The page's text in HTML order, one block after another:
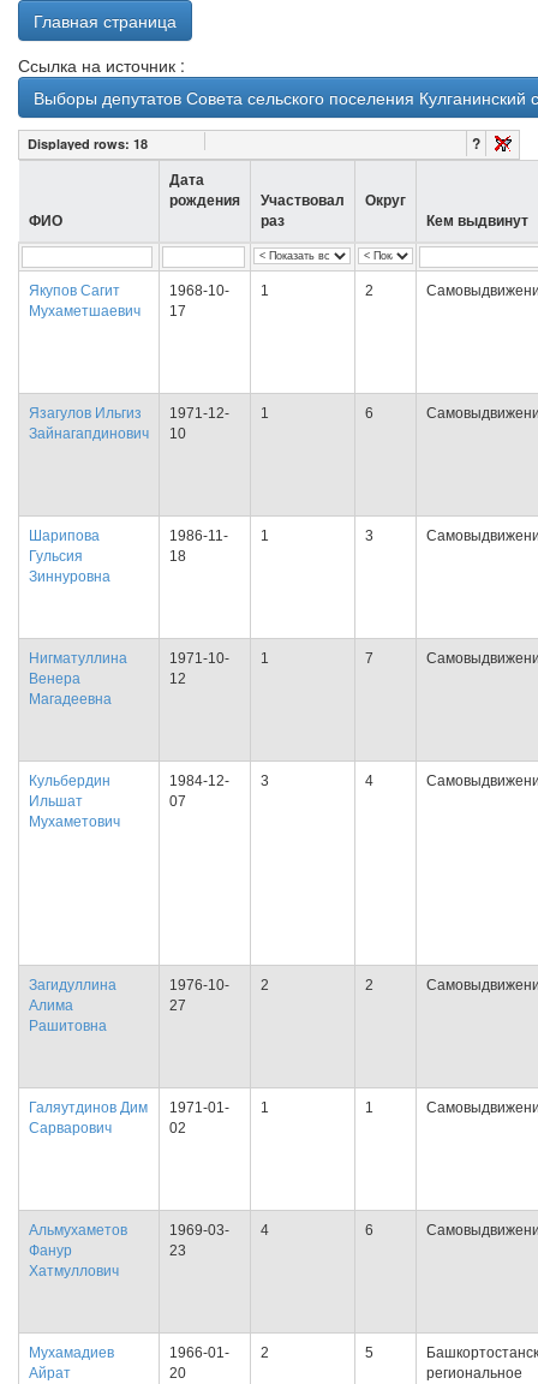
Главная страница
Ссылка на источник :
Выборы депутатов Совета сельского поселения
Displayed rows: 18 ?
ФИО
Дата
рождения
Участвовал
раз
Округ
Кем выдвинут
Якупов Сагит
Мухаметшаевич
1968-10-
17
1 2
Язагулов Ильгиз
Зайнагапдинович
1971-12-
10
1 6
Шарипова
Гульсия
Зиннуровна
1986-11-
18
1 3
Нигматуллина
Венера
Магадеевна
1971-10-
12
1 7
Кульбердин
Ильшат
Мухаметович
1984-12-
07
3 4
Загидуллина
Алима
Рашитовна
1976-10-
27
2 2
Галяутдинов Дим
Сарварович
1971-01-
02
1 1
Альмухаметов
Фанур
Хатмуллович
1969-03-
23
4 6
Мухамадиев
Айрат
1966-01-
20
2 5
региональное